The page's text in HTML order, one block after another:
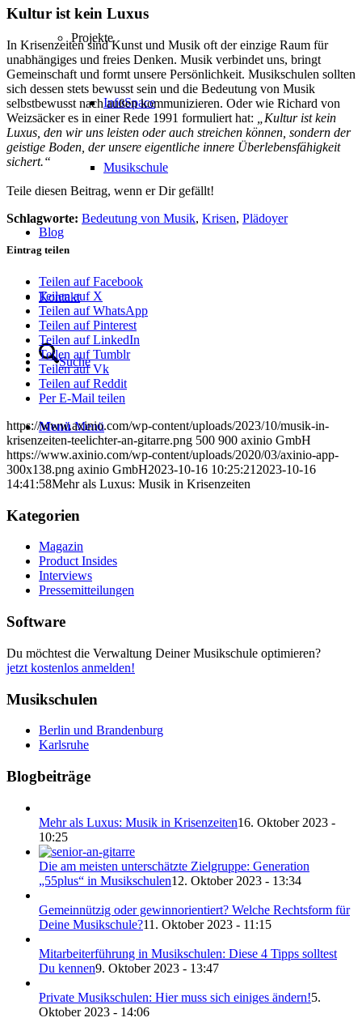
Projekte
InfoSpace
Musikschule
Blog
Kontakt
Suche
Menü Menü
Kultur ist kein Luxus
In Krisenzeiten sind Kunst und Musik oft der einzige Raum für
unabhängiges und freies Denken. Musik verbindet uns, bringt
Gemeinschaft und formt unsere Persönlichkeit. Musikschulen sollten
sich dessen stets bewusst sein und die Bedeutung von Musik
selbstbewusst nach außen kommunizieren. Oder wie Richard von
Weizsäcker es in einer Rede 1991 formuliert hat:
„Kultur ist kein
Luxus, den wir uns leisten oder auch streichen können, sondern der
geistige Boden, der unsere eigentliche innere Überlebensfähigkeit
sichert.“
Teile diesen Beitrag, wenn er Dir gefällt!
Schlagworte: Bedeutung von Musik, Krisen, Plädoyer
Eintrag teilen
Teilen auf Facebook
Teilen auf X
Teilen auf WhatsApp
Teilen auf Pinterest
Teilen auf LinkedIn
Teilen auf Tumblr
Teilen auf Vk
Teilen auf Reddit
Per E-Mail teilen
https://www.axinio.com/wp-content/uploads/2023/10/musik-in-
krisenzeiten-teelichter-an-gitarre.png 500 900 axinio GmbH
https://www.axinio.com/wp-content/uploads/2020/03/axinio-app-
300x138.png axinio GmbH2023-10-16 10:25:21 2023-10-16
14:41:58Mehr als Luxus: Musik in Krisenzeiten
Kategorien
Magazin
Product Insides
Interviews
Pressemitteilungen
Software
Du möchtest die Verwaltung Deiner Musikschule optimieren?
jetzt kostenlos anmelden!
Musikschulen
Berlin und Brandenburg
Karlsruhe
Blogbeiträge
Mehr als Luxus: Musik in Krisenzeiten16. Oktober 2023 -
10:25
Die am meisten unterschätzte Zielgruppe: Generation
„55plus“ in Musikschulen12. Oktober 2023 - 13:34
Gemeinnützig oder gewinnorientiert? Welche Rechtsform für
Deine Musikschule?11. Oktober 2023 - 11:15
Mitarbeiterführung in Musikschulen: Diese 4 Tipps solltest
Du kennen9. Oktober 2023 - 13:47
Private Musikschulen: Hier muss sich einiges ändern!5.
Oktober 2023 - 14:06